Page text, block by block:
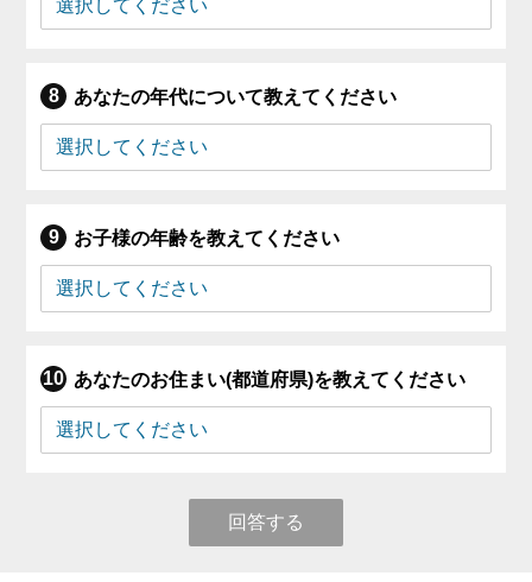
あなたの年代について教えてください
お子様の年齢を教えてください
あなたのお住まい(都道府県)を教えてください
回答する